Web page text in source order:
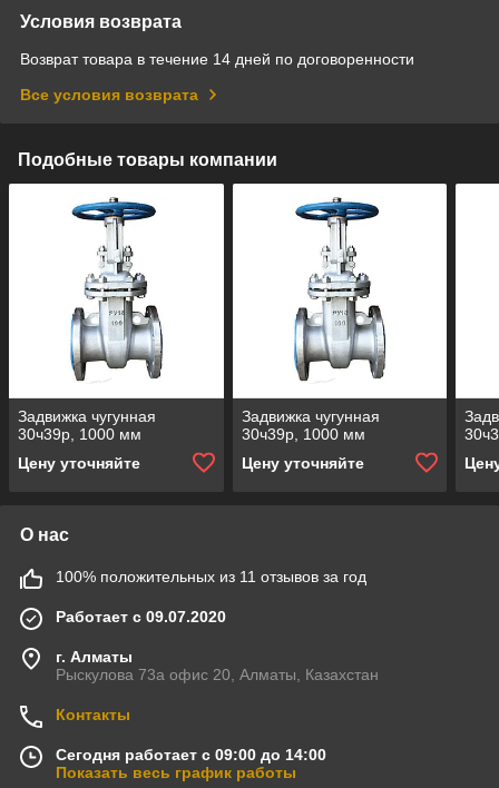
Условия возврата
Возврат товара в течение 14 дней по договоренности
Все условия возврата
Подобные товары компании
Задвижка чугунная
30ч39р, 1000 мм
Цену уточняйте
Задвижка чугунная
30ч39р, 1000 мм
Цену уточняйте
О нас
100% положительных из 11 отзывов за год
Работает с 09.07.2020
г. Алматы
Рыскулова 73а офис 20, Алматы, Казахстан
Контакты
Сегодня работает с 09:00 до 14:00
Показать весь график работы